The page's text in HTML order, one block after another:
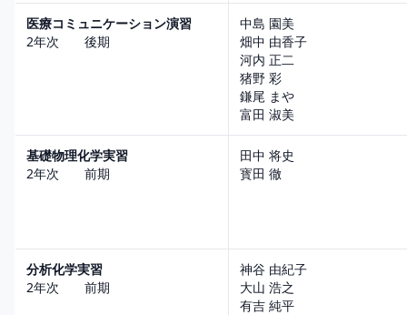
医療コミュニケーション演習
2年次 後期
中島 園美
畑中 由香子
河内 正二
猪野 彩
鎌尾 まや
富田 淑美
基礎物理化学実習
2年次 前期
田中 将史
寳田 徹
分析化学実習
2年次 前期
神谷 由紀子
大山 浩之
有吉 純平